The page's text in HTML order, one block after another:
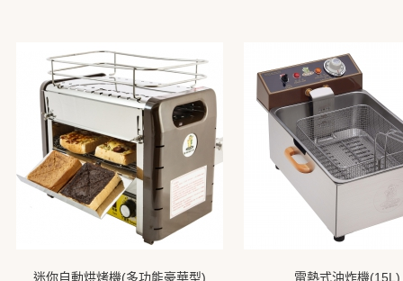
迷你自動烘烤機(多功能豪華型) 電熱式油炸機(15L)